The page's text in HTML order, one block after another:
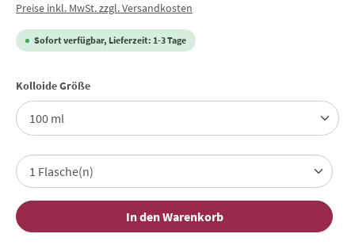
Preise inkl. MwSt. zzgl. Versandkosten
Sofort verfügbar, Lieferzeit: 1-3 Tage
Kolloide Größeauswählen
In den Warenkorb